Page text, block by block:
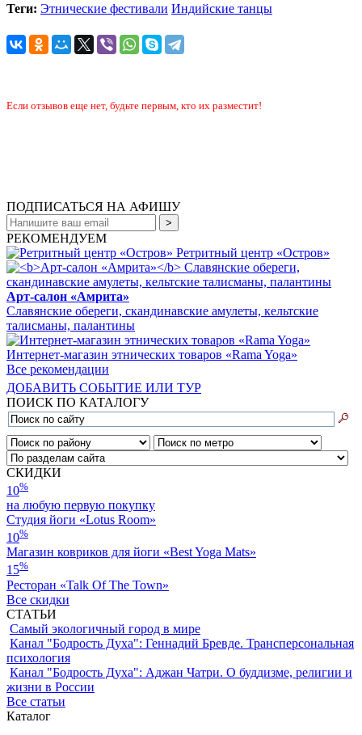
Теги: Этнические фестивали Индийские танцы
Если отзывов еще нет, будьте первым, кто их разместит!
ПОДПИСАТЬСЯ НА АФИШУ
РЕКОМЕНДУЕМ
Ретритный центр «Остров»
Арт-салон «Амрита»
Славянские обереги, скандинавские амулеты, кельтские
талисманы, палантины
Интернет-магазин этнических товаров «Rama Yoga»
Все рекомендации
ДОБАВИТЬ СОБЫТИЕ ИЛИ ТУР
ПОИСК ПО КАТАЛОГУ
СКИДКИ
10%
на любую первую покупку
Студия йоги «Lotus Room»
10%
Магазин ковриков для йоги «Best Yoga Mats»
15%
Ресторан «Talk Of The Town»
Все скидки
СТАТЬИ
Самый экологичный город в мире
Канал "Бодрость Духа": Геннадий Бревде. Трансперсональная
психология
Канал "Бодрость Духа": Аджан Чатри. О буддизме, религии и
жизни в России
Все статьи
Каталог